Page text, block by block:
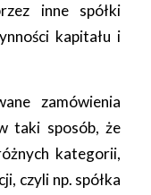
inne spółki
kapitału i
zamówienia
taki sposób, że
kategorii,
czyli np. spółka